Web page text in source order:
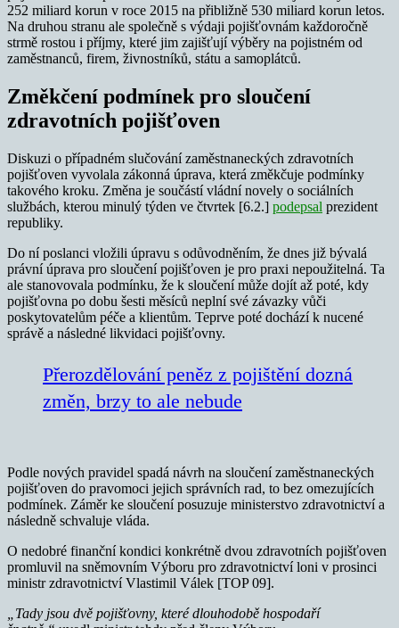
252 miliard korun v roce 2015 na přibližně 530 miliard korun letos.
Na druhou stranu ale společně s výdaji pojišťovnám každoročně
strmě rostou i příjmy, které jim zajišťují výběry na pojistném od
zaměstnanců, firem, živnostníků, státu a samoplátců.
Změkčení podmínek pro sloučení
zdravotních pojišťoven
Diskuzi o případném slučování zaměstnaneckých zdravotních
pojišťoven vyvolala zákonná úprava, která změkčuje podmínky
takového kroku. Změna je součástí vládní novely o sociálních
službách, kterou minulý týden ve čtvrtek [6.2.] podepsal prezident
republiky.
Do ní poslanci vložili úpravu s odůvodněním, že dnes již bývalá
právní úprava pro sloučení pojišťoven je pro praxi nepoužitelná. Ta
ale stanovovala podmínku, že k sloučení může dojít až poté, kdy
pojišťovna po dobu šesti měsíců neplní své závazky vůči
poskytovatelům péče a klientům. Teprve poté dochází k nucené
správě a následné likvidaci pojišťovny.
Přerozdělování peněz z pojištění dozná
změn, brzy to ale nebude
Podle nových pravidel spadá návrh na sloučení zaměstnaneckých
pojišťoven do pravomoci jejich správních rad, to bez omezujících
podmínek. Záměr ke sloučení posuzuje ministerstvo zdravotnictví a
následně schvaluje vláda.
O nedobré finanční kondici konkrétně dvou zdravotních pojišťoven
promluvil na sněmovním Výboru pro zdravotnictví loni v prosinci
ministr zdravotnictví Vlastimil Válek [TOP 09].
„Tady jsou dvě pojišťovny, které dlouhodobě hospodaří